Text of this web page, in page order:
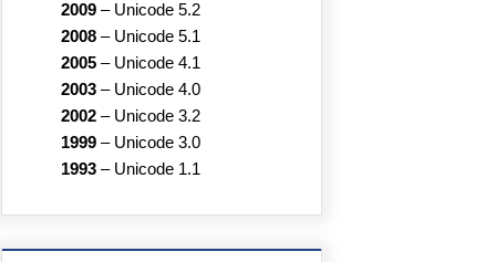
2009 – Unicode 5.2
2008 – Unicode 5.1
2005 – Unicode 4.1
2003 – Unicode 4.0
2002 – Unicode 3.2
1999 – Unicode 3.0
1993 – Unicode 1.1